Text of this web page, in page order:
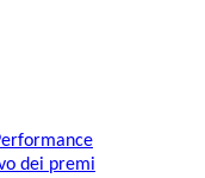
dei premi